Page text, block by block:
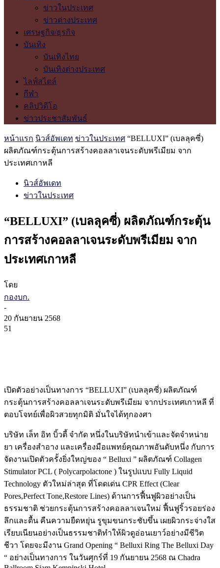
ข่าวในประเทศ
ข่าวต่างประเทศ
เศรษฐกิจ/ธุรกิจ
บันเทิง
บันเทิงไทย
บันเทิงต่างประเทศ
ไลฟ์สไตล์
กีฬา
คลิปวิดีโอ
ข่าวประชาสัมพันธ์
หน้าแรก นิวส์อัพเดท ข่าวในประเทศ “BELLUXI” (เบลลุคซี่)
ผลิตภัณฑ์กระตุ้นการสร้างคอลลาเจนระดับพรีเมียม จาก
ประเทศเกาหลี
นิวส์อัพเดท
ข่าวในประเทศ
“BELLUXI” (เบลลุคซี่) ผลิตภัณฑ์กระตุ้น
การสร้างคอลลาเจนระดับพรีเมียม จาก
ประเทศเกาหลี
โดย
กองบก.
-
20 กันยายน 2568
51
เปิดตัวอย่างเป็นทางการ “BELLUXI” (เบลลุคซี่) ผลิตภัณฑ์
กระตุ้นการสร้างคอลลาเจนระดับพรีเมียม จากประเทศเกาหลี ที่
ตอบโจทย์เพื่อผิวสวยทุกมิติ มั่นใจได้ทุกองศา
บริษัท เล็ท อิท บิ้วตี้ จำกัด หนึ่งในบริษัทนำเข้าและจัดจำหน่าย
ยา เครื่องสำอาง และเครื่องมือแพทย์คุณภาพอันดับหนึ่ง กับการ
จัดงานเปิดตัวครั้งยิ่งใหญ่ของ “ Belluxi ” ผลิตภัณฑ์ Collagen
Stimulator PCL ( Polycarpolactone ) ในรูปแบบ Fully Liquid
Technology ตัวใหม่ล่าสุด ที่โดดเด่น CPR Effect (Clear
Pores,Perfect Tone,Restore Lines) ด้านการฟื้นฟูผิวอย่างเป็น
ธรรมชาติ ช่วยกระตุ้นการสร้างคอลลาเจนใหม่ ฟื้นฟูริ้วรอยร่อง
ลึกและตื้น คืนความยืดหยุ่น รูขุมขนกระชับขึ้น เผยผิวกระจ่างใส
เรียบเนียนอย่างเป็นธรรมชาติทำให้ผิวดูอ่อนเยาว์อย่างมีชีวิต
ชีวา โดยจะมีงาน Grand Opening “ Belluxi Ring The Belluxi Day
“ อย่างเป็นทางการ ในวันศุกร์ที่ 19 กันยายน 2568 ณ Chadra